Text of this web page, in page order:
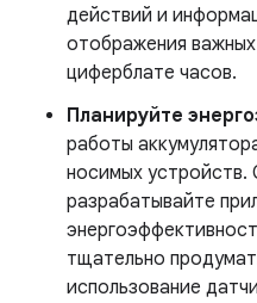
действий и
отображения
циферблате часов.
Планируйте
работы
носимых устройств.
разрабатывайте
тщательно
использование